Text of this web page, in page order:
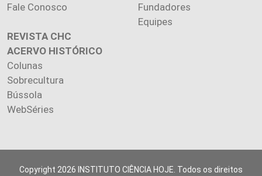
Fale Conosco
Fundadores
Equipes
REVISTA CHC
ACERVO HISTÓRICO
Colunas
Sobrecultura
Bússola
WebSéries
Copyright 2026 INSTITUTO CIÊNCIA HOJE. Todos os direitos